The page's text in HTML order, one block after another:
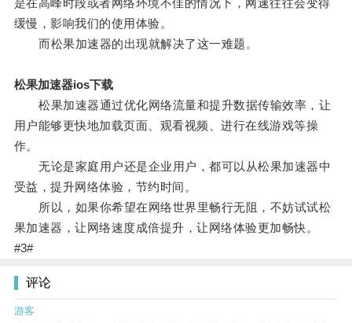
是在高峰时段或者网络环境不佳的情况下，网速往往会变得
缓慢，影响我们的使用体验。
而松果加速器的出现就解决了这一难题。
松果加速器ios下载
松果加速器通过优化网络流量和提升数据传输效率，让
用户能够更快地加载页面、观看视频、进行在线游戏等操
作。
无论是家庭用户还是企业用户，都可以从松果加速器中
受益，提升网络体验，节约时间。
所以，如果你希望在网络世界里畅行无阻，不妨试试松
果加速器，让网络速度成倍提升，让网络体验更加畅快。
#3#
评论
游客